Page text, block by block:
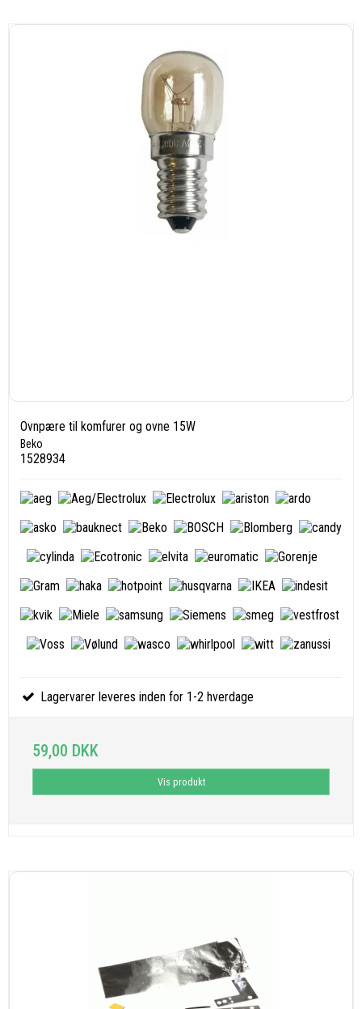
Ovnpære til komfurer og ovne 15W
Beko
1528934
Lagervarer leveres inden for 1-2 hverdage
59,00 DKK
Vis produkt